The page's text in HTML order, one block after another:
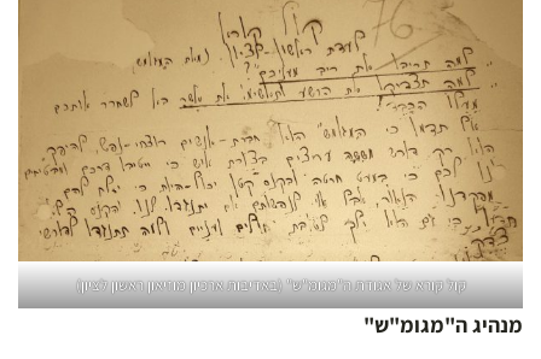
קול קורא של אגודת ה"מגומ"ש" (באדיבות ארכיון מוזיאון ראשון לציון)
מנהיג ה"מגומ"ש"